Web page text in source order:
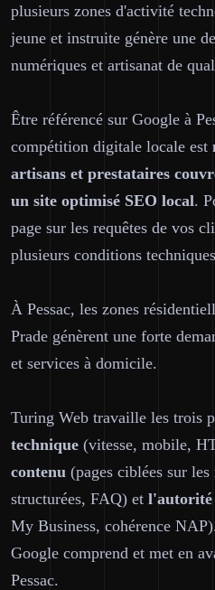
plusieurs zones d'activité
jeune et instruite génère une
numériques et artisanat de
Être référencé sur Google à
compétition digitale locale est
artisans et prestataires
un site optimisé SEO local.
page sur les requêtes de vos
plusieurs conditions
À Pessac, les zones
Prade génèrent une forte
et services à domicile.
Turing Web travaille les trois
technique (vitesse, mobile,
contenu (pages ciblées sur
structurées, FAQ) et l'autorité
My Business, cohérence
Google comprend et met en
Pessac.